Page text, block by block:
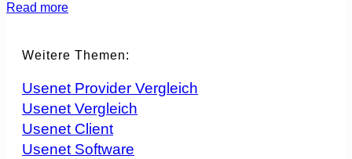
Read more
Weitere Themen:
Usenet Provider Vergleich
Usenet Vergleich
Usenet Client
Usenet Software